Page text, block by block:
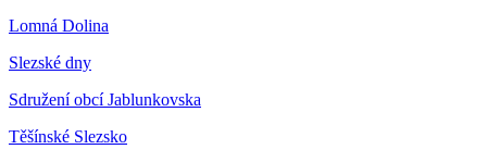
Lomná Dolina
Slezské dny
Sdružení obcí Jablunkovska
Těšínské Slezsko